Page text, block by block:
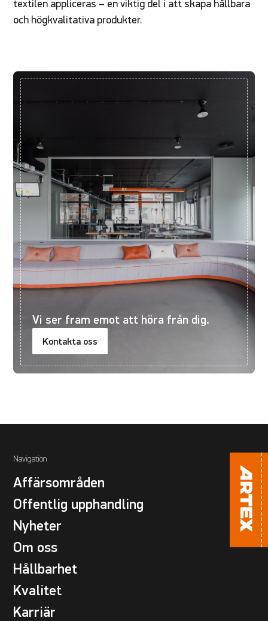
textilen appliceras – en viktig del i att skapa hållbara
och högkvalitativa produkter.
Vi ser fram emot att höra från dig.
Kontakta oss
Navigation
Affärsområden
Offentlig upphandling
Nyheter
Om oss
Hållbarhet
Kvalitet
Karriär